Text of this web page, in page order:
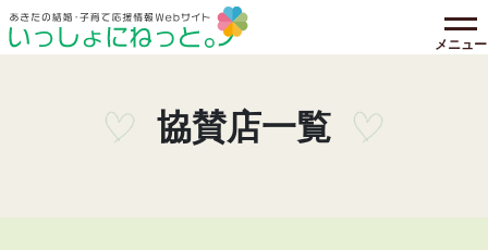
メニュー
協賛店一覧